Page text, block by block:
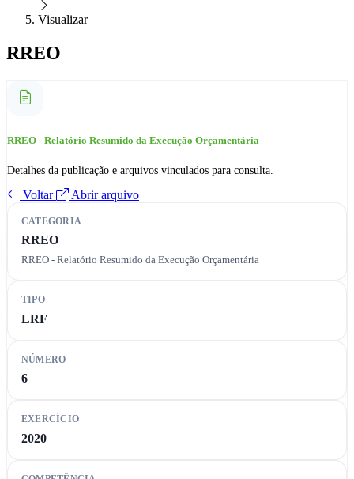
Visualizar
RREO
RREO - Relatório Resumido da Execução Orçamentária
Detalhes da publicação e arquivos vinculados para consulta.
Voltar Abrir arquivo
CATEGORIA
RREO
RREO - Relatório Resumido da Execução Orçamentária
TIPO
LRF
NÚMERO
6
EXERCÍCIO
2020